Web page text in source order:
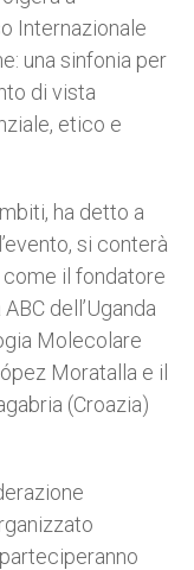
Internazionale
una sinfonia per
di vista
etico e
ha detto a
si conterà
il fondatore
dell’Uganda
Molecolare
Moratalla e il
(Croazia)
parteciperanno